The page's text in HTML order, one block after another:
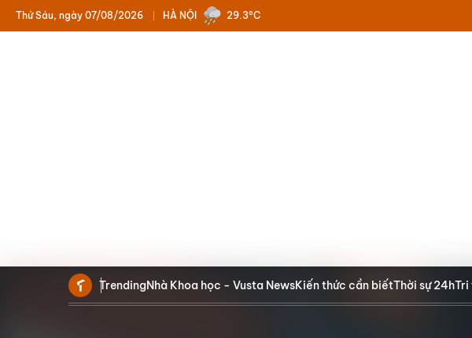
HÀ NỘI
Thứ Sáu, ngày 07/08/2026 29.3°C
TrendingNhà Khoa học - Vusta NewsKiến thức cần biếtThời sự 24hTri